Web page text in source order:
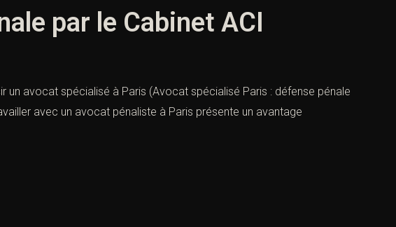
par le Cabinet ACI
avocat spécialisé à Paris (Avocat spécialisé Paris : défense pénale
avec un avocat pénaliste à Paris présente un avantage